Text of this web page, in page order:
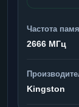
Частота
2666 МГц
Kingston